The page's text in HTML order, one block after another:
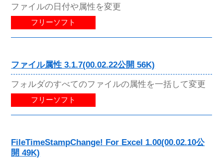
ファイルの日付や属性を変更
フリーソフト
ファイル属性 3.1.7(00.02.22公開 56K)
フォルダのすべてのファイルの属性を一括して変更
フリーソフト
FileTimeStampChange! For Excel 1.00(00.02.10公
開 49K)